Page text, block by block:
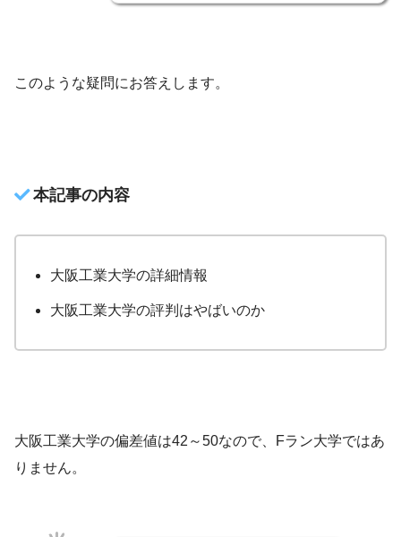
このような疑問にお答えします。
本記事の内容
大阪工業大学の詳細情報
大阪工業大学の評判はやばいのか
大阪工業大学の偏差値は42～50なので、Fラン大学ではあ
りません。